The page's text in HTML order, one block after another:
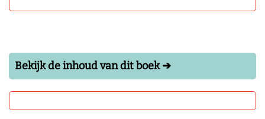
Bekijk de inhoud van dit boek ➔